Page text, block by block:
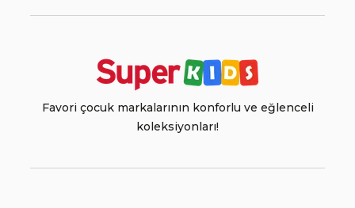
Favori çocuk markalarının konforlu ve eğlenceli
koleksiyonları!